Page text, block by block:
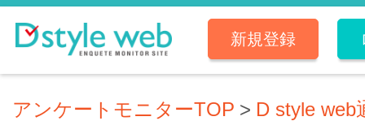
新規登録
アンケートモニターTOP > D style web